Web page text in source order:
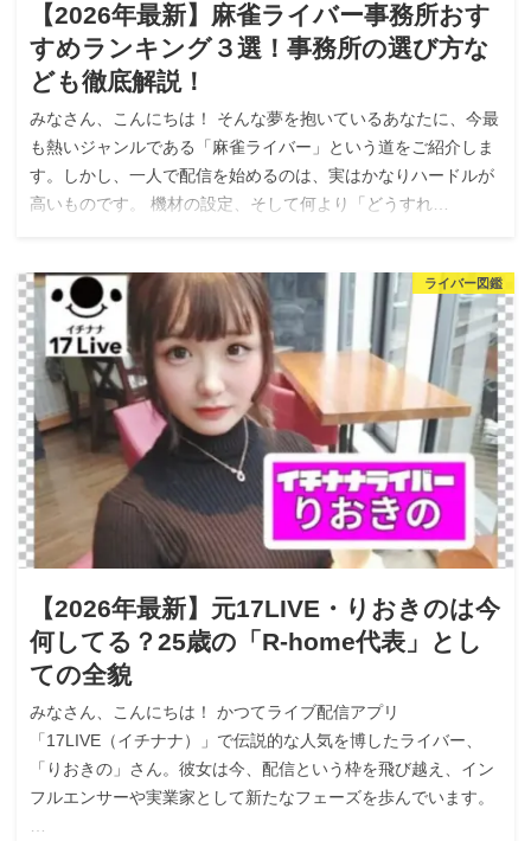
【2026年最新】麻雀ライバー事務所おす
すめランキング３選！事務所の選び方な
ども徹底解説！
みなさん、こんにちは！ そんな夢を抱いているあなたに、今最
も熱いジャンルである「麻雀ライバー」という道をご紹介しま
す。しかし、一人で配信を始めるのは、実はかなりハードルが
高いものです。 機材の設定、そして何より「どうすれ…
ライバー図鑑
【2026年最新】元17LIVE・りおきのは今
何してる？25歳の「R-home代表」とし
ての全貌
みなさん、こんにちは！ かつてライブ配信アプリ
「17LIVE（イチナナ）」で伝説的な人気を博したライバー、
「りおきの」さん。彼女は今、配信という枠を飛び越え、イン
フルエンサーや実業家として新たなフェーズを歩んでいます。